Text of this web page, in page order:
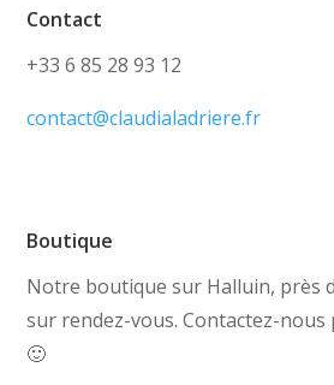
Contact
+33 6 85 28 93 12
contact@claudialadriere.fr
Boutique
Notre boutique sur Halluin, près
sur rendez-vous. Contactez-
🙂